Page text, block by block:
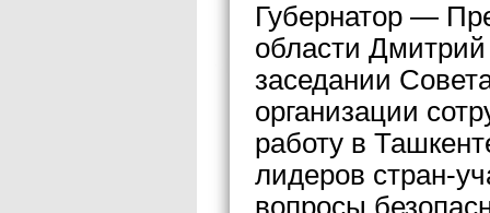
Губернатор —
области
заседании
организации
работу в
лидеров стран-
вопросы